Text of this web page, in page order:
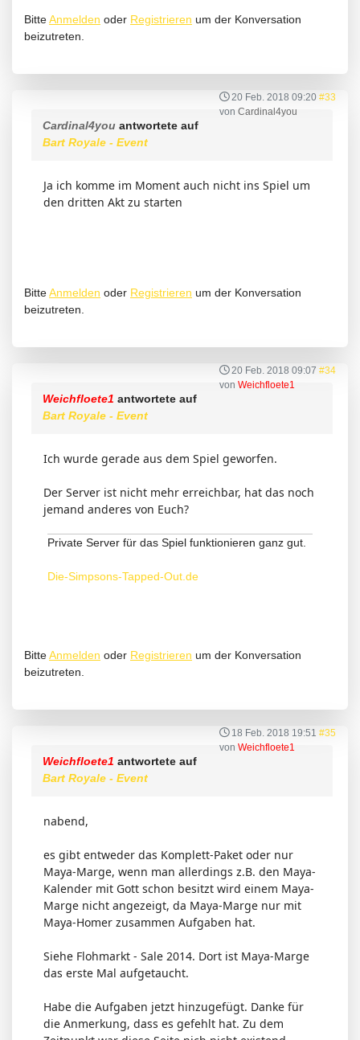
BitteAnmelden oder Registrieren um der Konversation
beizutreten.
20 Feb. 2018 09:20 #33
von Cardinal4you
Cardinal4you antwortete auf
Bart Royale - Event
Ja ich komme im Moment auch nicht ins Spiel um
den dritten Akt zu starten
BitteAnmelden oder Registrieren um der Konversation
beizutreten.
20 Feb. 2018 09:07 #34
von Weichfloete1
Weichfloete1 antwortete auf
Bart Royale - Event
Ich wurde gerade aus dem Spiel geworfen.
Der Server ist nicht mehr erreichbar, hat das noch
jemand anderes von Euch?
Private Server für das Spiel funktionieren ganz gut.
Die-Simpsons-Tapped-Out.de
BitteAnmelden oder Registrieren um der Konversation
beizutreten.
18 Feb. 2018 19:51 #35
von Weichfloete1
Weichfloete1 antwortete auf
Bart Royale - Event
nabend,
es gibt entweder das Komplett-Paket oder nur
Maya-Marge, wenn man allerdings z.B. den Maya-
Kalender mit Gott schon besitzt wird einem Maya-
Marge nicht angezeigt, da Maya-Marge nur mit
Maya-Homer zusammen Aufgaben hat.
Siehe Flohmarkt - Sale 2014. Dort ist Maya-Marge
das erste Mal aufgetaucht.
Habe die Aufgaben jetzt hinzugefügt. Danke für
die Anmerkung, dass es gefehlt hat. Zu dem